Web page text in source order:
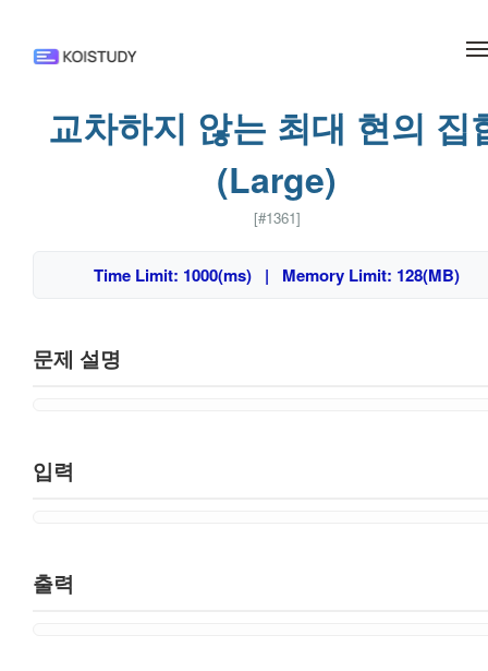
교차하지 않는 최대 현의 집
(Large)
[#1361]
Time Limit: 1000(ms) | Memory Limit: 128(MB)
문제 설명
입력
출력